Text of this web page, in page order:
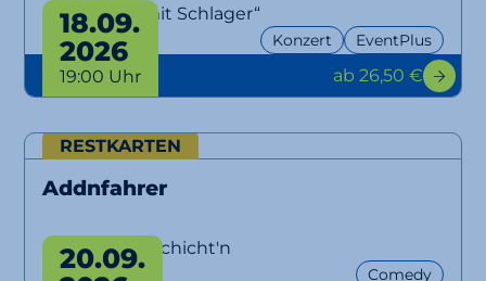
„Aber bitte mit Schlager“
Konzert EventPlus
18.09.
2026
19:00 Uhr ab 26,50 €
RESTKARTEN
Addnfahrer
Lausbuam Gschicht'n
Comedy
20.09.